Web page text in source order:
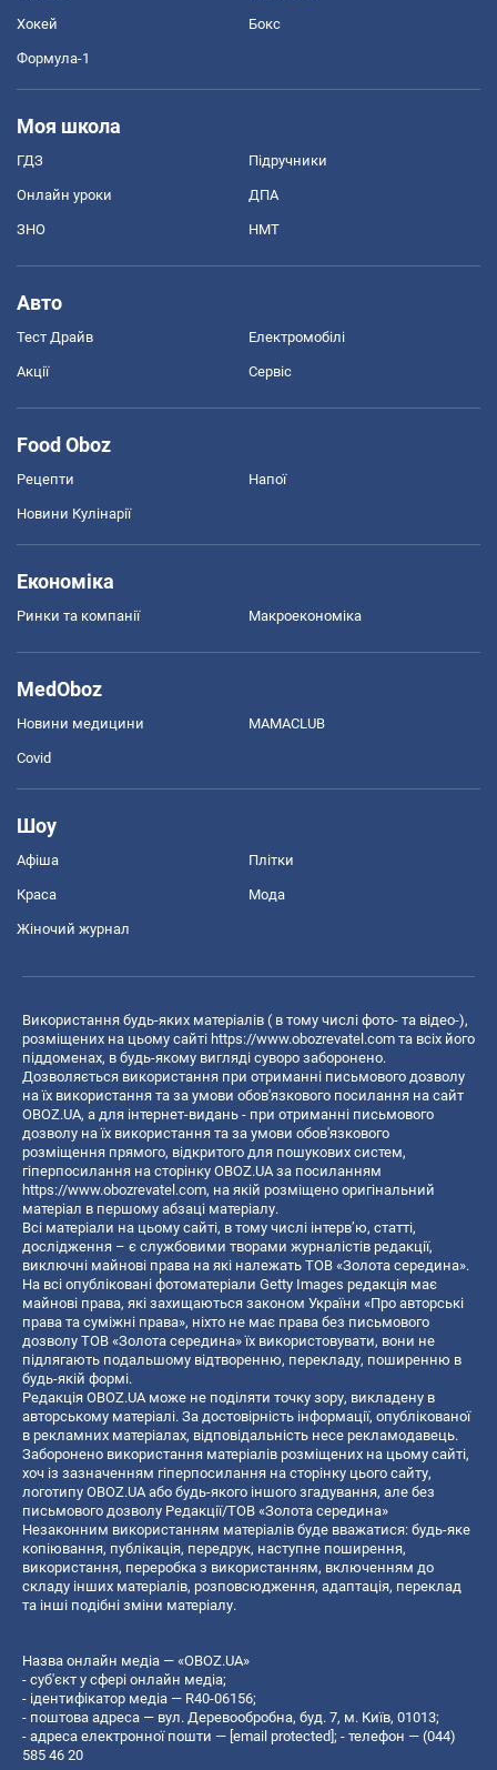
Хокей Бокс
Формула-1
Моя школа
ГДЗ Підручники
Онлайн уроки ДПА
ЗНО НМТ
Авто
Тест Драйв Електромобілі
Акції Сервіс
Food Oboz
Рецепти Напої
Новини Кулінарії
Економіка
Ринки та компанії Макроекономіка
MedOboz
Новини медицини MAMACLUB
Covid
Шоу
Афіша Плітки
Краса Мода
Жіночий журнал
Використання будь-яких матеріалів ( в тому числі фото- та відео-),
розміщених на цьому сайті https://www.obozrevatel.com та всіх його
піддоменах, в будь-якому вигляді суворо заборонено.
Дозволяється використання при отриманні письмового дозволу
на їх використання та за умови обов'язкового посилання на сайт
OBOZ.UA, а для інтернет-видань - при отриманні письмового
дозволу на їх використання та за умови обов'язкового
розміщення прямого, відкритого для пошукових систем,
гіперпосилання на сторінку OBOZ.UA за посиланням
https://www.obozrevatel.com, на якій розміщено оригінальний
матеріал в першому абзаці матеріалу.
Всі матеріали на цьому сайті, в тому числі інтерв’ю, статті,
дослідження – є службовими творами журналістів редакції,
виключні майнові права на які належать ТОВ «Золота середина».
На всі опубліковані фотоматеріали Getty Images редакція має
майнові права, які захищаються законом України «Про авторські
права та суміжні права», ніхто не має права без письмового
дозволу ТОВ «Золота середина» їх використовувати, вони не
підлягають подальшому відтворенню, перекладу, поширенню в
будь-якій формі.
Редакція OBOZ.UA може не поділяти точку зору, викладену в
авторському матеріалі. За достовірність інформації, опублікованої
в рекламних матеріалах, відповідальність несе рекламодавець.
Заборонено використання матеріалів розміщених на цьому сайті,
хоч із зазначенням гіперпосилання на сторінку цього сайту,
логотипу OBOZ.UA або будь-якого іншого згадування, але без
письмового дозволу Редакції/ТОВ «Золота середина»
Незаконним використанням матеріалів буде вважатися: будь-яке
копiювання, публiкацiя, передрук, наступне поширення,
використання, переробка з використанням, включенням до
складу інших матеріалів, розповсюдження, адаптація, переклад
та інші подібні зміни матеріалу.
Назва онлайн медіа — «OBOZ.UA»
- суб'єкт у сфері онлайн медіа;
- ідентифікатор медіа — R40-06156;
- поштова адреса — вул. Деревообробна, буд. 7, м. Київ, 01013;
- адреса електронної пошти — [email protected] ; - телефон — (044)
585 46 20